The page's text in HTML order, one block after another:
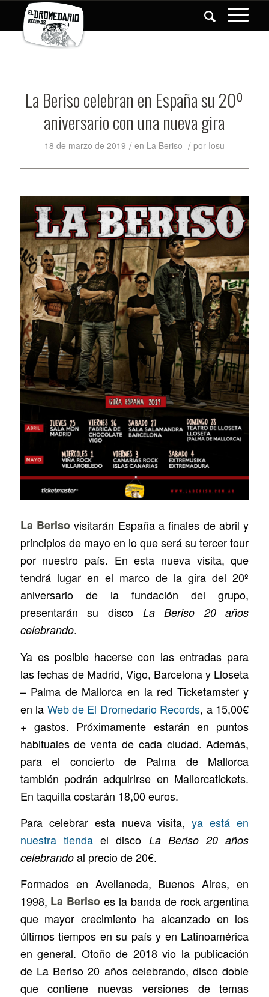
La Beriso celebran en España su 20º
aniversario con una nueva gira
18 de marzo de 2019 / en La Beriso / por Iosu
La Berisovisitarán España a finales de abril y
principios de mayo en lo que será su tercer tour
por nuestro país. En esta nueva visita, que
tendrá lugar en el marco de la gira del 20º
aniversario de la fundación del grupo,
presentarán su disco La Beriso 20 años
celebrando.
Ya es posible hacerse con las entradas para
las fechas de Madrid, Vigo, Barcelona y Lloseta
– Palma de Mallorca en la red Ticketamster y
en la Web de El Dromedario Records, a 15,00€
+ gastos. Próximamente estarán en puntos
habituales de venta de cada ciudad. Además,
para el concierto de Palma de Mallorca
también podrán adquirirse en Mallorcatickets.
En taquilla costarán 18,00 euros.
Para celebrar esta nueva visita,ya está en
nuestra tiendael disco La Beriso 20 años
celebrandoal precio de 20€.
Formados en Avellaneda, Buenos Aires, en
1998, La Beriso es la banda de rock argentina
que mayor crecimiento ha alcanzado en los
últimos tiempos en su país y en Latinoamérica
en general. Otoño de 2018 vio la publicación
de La Beriso 20 años celebrando, disco doble
que contiene nuevas versiones de temas